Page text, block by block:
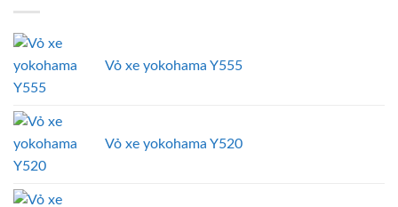
Vỏ xe yokohama Y555
Vỏ xe yokohama Y520